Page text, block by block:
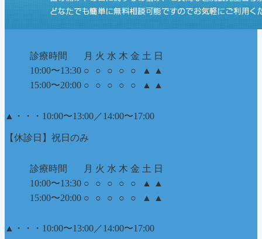
診療時間 月 火 水 木 金 土 日
10:00〜13:30 ○ ○ ○ ○ ○ ▲
▲
15:00〜20:00 ○ ○ ○ ○ ○ ▲ ▲
▲ ・・・10:00〜13:00／14:00〜17:00
【休診日】祝日のみ
診療時間 月 火 水 木 金 土 日
10:00〜13:30 ○ ○ ○ ○ ○ ▲
▲
15:00〜20:00 ○ ○ ○ ○ ○ ▲ ▲
▲ ・・・10:00〜13:00／14:00〜17:00